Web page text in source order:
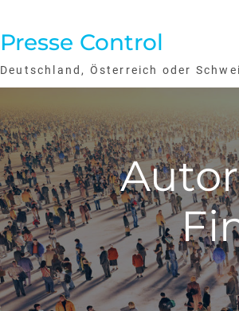
Presse Control
Deutschland, Österreich oder